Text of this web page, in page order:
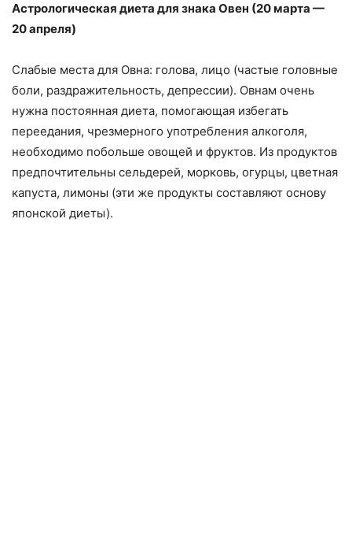
Астрологическая диета для знака Овен (20 марта —
20 апреля)
Слабые места для Овна: голова, лицо (частые головные
боли, раздражительность, депрессии). Овнам очень
нужна постоянная диета, помогающая избегать
переедания, чрезмерного употребления алкоголя,
необходимо побольше овощей и фруктов. Из продуктов
предпочтительны сельдерей, морковь, огурцы, цветная
капуста, лимоны (эти же продукты составляют основу
японской диеты).